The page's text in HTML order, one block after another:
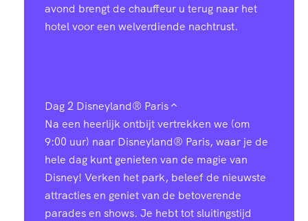
avond brengt de chauffeur u terug naar het
hotel voor een welverdiende nachtrust.
Dag 2 Disneyland® Paris
Na een heerlijk ontbijt vertrekken we (om
9:00 uur) naar Disneyland® Paris, waar je de
hele dag kunt genieten van de magie van
Disney! Verken het park, beleef de nieuwste
attracties en geniet van de betoverende
parades en shows. Je hebt tot sluitingstijd